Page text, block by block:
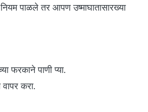
नियम पाळले तर आपण उष्माघातासारख्या
फरकाने पाणी प्या.
करा.